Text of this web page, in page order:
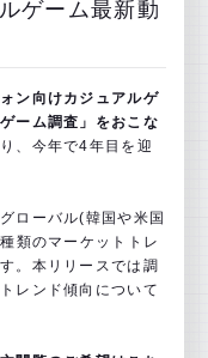
ゲーム最新動
ン向けカジュアルゲ
ーム調査」をおこな
、今年で4年目を迎
ローバル(韓国や米国
類のマーケットトレ
。本リリースでは調
レンド傾向について